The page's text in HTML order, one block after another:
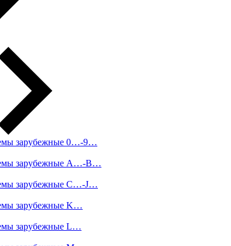
зарубежные 0…-9…
зарубежные A…-B…
зарубежные C…-J…
зарубежные K…
зарубежные L…